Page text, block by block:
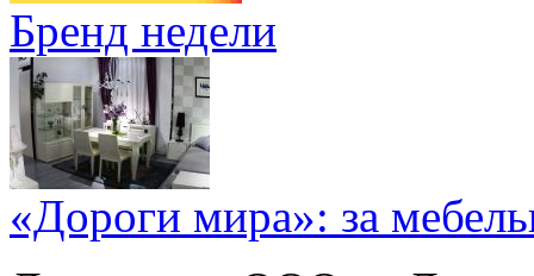
Бренд недели
«Дороги мира»: за